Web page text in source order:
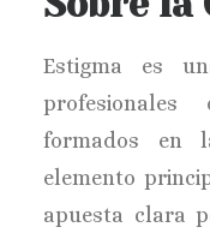
Estigma es
formados en
elemento
apuesta clara